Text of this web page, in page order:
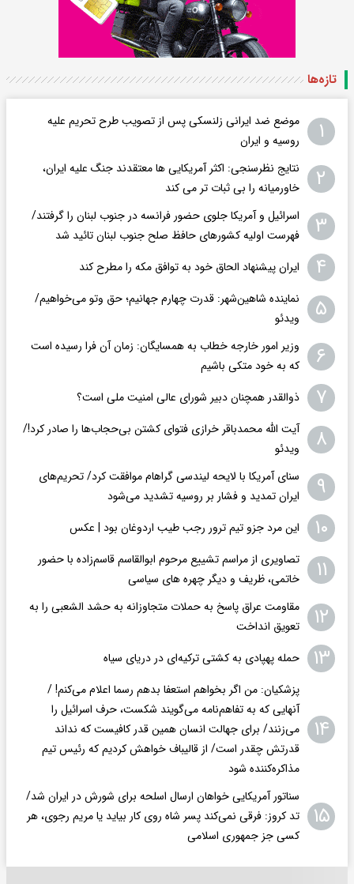
تازه‌ها
۱
موضع ضد ایرانی زلنسکی پس از تصویب طرح تحریم علیه
روسیه و ایران
۲
نتایج نظرسنجی: اکثر آمریکایی ها معتقدند جنگ علیه ایران،
خاورمیانه را بی ثبات تر می کند
۳
اسرائیل و آمریکا جلوی حضور فرانسه در جنوب لبنان را گرفتند/
فهرست اولیه کشورهای حافظ صلح جنوب لبنان تائید شد
۴ ایران پیشنهاد الحاق خود به توافق مکه را مطرح کند
۵
نماینده شاهین‌شهر: قدرت چهارم جهانیم؛ حق وتو می‌خواهیم/
ویدئو
۶
وزیر امور خارجه خطاب به همسایگان: زمان آن فرا رسیده است
که به خود متکی باشیم
۷ ذوالقدر همچنان دبیر شورای ‌عالی امنیت ملی است؟
۸
آیت الله محمدباقر خرازی فتوای کشتن بی‌حجاب‌ها را صادر کرد!/
ویدئو
۹
سنای آمریکا با لایحه لیندسی گراهام موافقت کرد/ تحریم‌های
ایران تمدید و فشار بر روسیه تشدید می‌شود
۱۰ این مرد جزو تیم ترور رجب طیب اردوغان بود | عکس
۱۱
تصاویری از مراسم تشییع مرحوم ابوالقاسم قاسم‌زاده با حضور
خاتمی، ظریف و دیگر چهره های سیاسی
۱۲
مقاومت عراق پاسخ به حملات متجاوزانه به حشد الشعبی را به
تعویق انداخت
۱۳ حمله پهپادی به کشتی ترکیه‌ای در دریای سیاه
۱۴
پزشکیان: من اگر بخواهم استعفا بدهم رسما اعلام می‌کنم! /
آنهایی که به تفاهم‌نامه می‌گویند شکست، حرف اسرائیل را
می‌زنند/ برای جهالت انسان همین قدر کافیست که نداند
قدرتش چقدر است/ از قالیباف خواهش کردیم که رئیس تیم
مذاکره‌کننده شود
۱۵
سناتور آمریکایی خواهان ارسال اسلحه برای شورش در ایران شد/
تد کروز: فرقی نمی‌کند پسر شاه روی کار بیاید یا مریم رجوی، هر
کسی جز جمهوری اسلامی